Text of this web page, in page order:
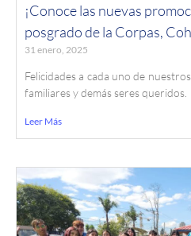
¡Conoce las nuevas
posgrado de la Corpas,
31 enero, 2025
Felicidades a cada uno de
familiares y demás seres queridos.
Leer Más